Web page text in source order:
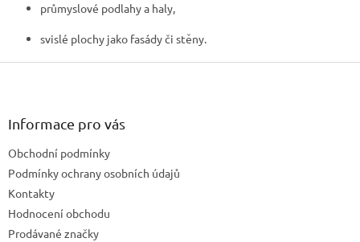
průmyslové podlahy a haly,
svislé plochy jako fasády či stěny.
Informace pro vás
Obchodní podmínky
Podmínky ochrany osobních údajů
Kontakty
Hodnocení obchodu
Prodávané značky